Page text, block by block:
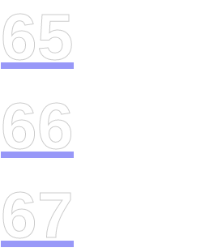
65
66
67